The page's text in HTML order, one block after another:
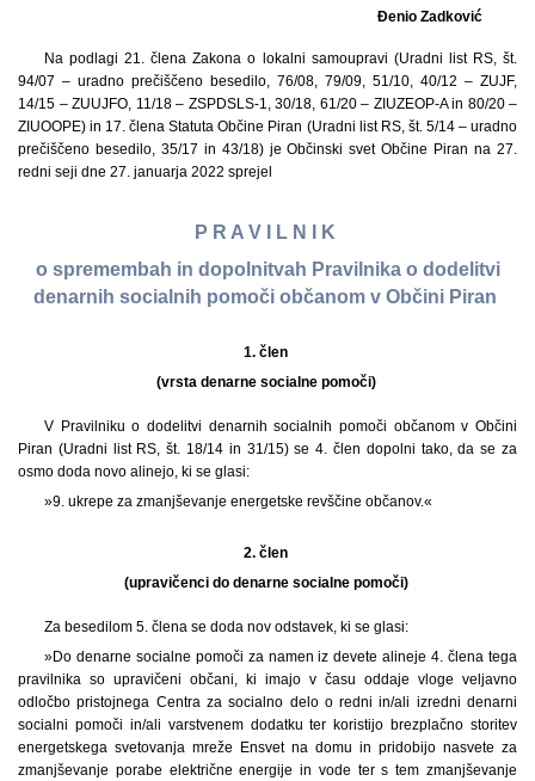
Đenio Zadković
Na podlagi 21. člena Zakona o lokalni samoupravi (Uradni list RS, št.
94/07 – uradno prečiščeno besedilo, 76/08, 79/09, 51/10, 40/12 – ZUJF,
14/15 – ZUUJFO, 11/18 – ZSPDSLS-1, 30/18, 61/20 – ZIUZEOP-A in 80/20 –
ZIUOOPE) in 17. člena Statuta Občine Piran (Uradni list RS, št. 5/14 – uradno
prečiščeno besedilo, 35/17 in 43/18) je Občinski svet Občine Piran na 27.
redni seji dne 27. januarja 2022 sprejel
P R A V I L N I K
o spremembah in dopolnitvah Pravilnika o dodelitvi
denarnih socialnih pomoči občanom v Občini Piran
1. člen
(vrsta denarne socialne pomoči)
V Pravilniku o dodelitvi denarnih socialnih pomoči občanom v Občini
Piran (Uradni list RS, št. 18/14 in 31/15) se 4. člen dopolni tako, da se za
osmo doda novo alinejo, ki se glasi:
»9. ukrepe za zmanjševanje energetske revščine občanov.«
2. člen
(upravičenci do denarne socialne pomoči)
Za besedilom 5. člena se doda nov odstavek, ki se glasi:
»Do denarne socialne pomoči za namen iz devete alineje 4. člena tega
pravilnika so upravičeni občani, ki imajo v času oddaje vloge veljavno
odločbo pristojnega Centra za socialno delo o redni in/ali izredni denarni
socialni pomoči in/ali varstvenem dodatku ter koristijo brezplačno storitev
energetskega svetovanja mreže Ensvet na domu in pridobijo nasvete za
zmanjševanje porabe električne energije in vode ter s tem zmanjševanje